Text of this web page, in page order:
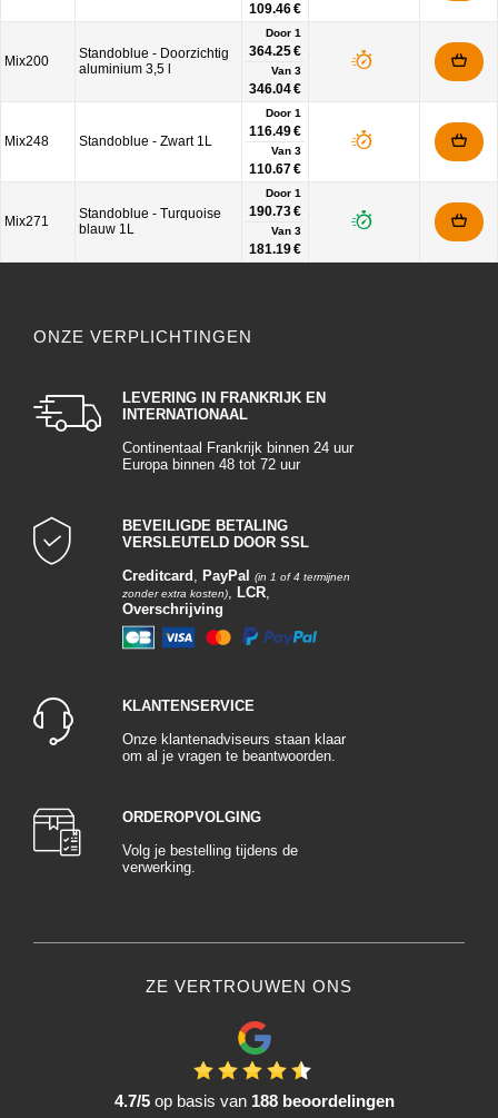
109.46 €
Mix200
Standoblue - Doorzichtig
aluminium 3,5 l
Door 1
364.25 €
Van 3
346.04 €
Mix248 Standoblue - Zwart 1L
Door 1
116.49 €
Van 3
110.67 €
Mix271
Standoblue - Turquoise
blauw 1L
Door 1
190.73 €
Van 3
181.19 €
ONZE VERPLICHTINGEN
LEVERING IN FRANKRIJK EN
INTERNATIONAAL
Continentaal Frankrijk binnen 24 uur
Europa binnen 48 tot 72 uur
BEVEILIGDE BETALING
VERSLEUTELD DOOR SSL
Creditcard , PayPal
(in 1 of 4 termijnen
zonder extra kosten), LCR,
Overschrijving
KLANTENSERVICE
Onze klantenadviseurs staan klaar
om al je vragen te beantwoorden.
ORDEROPVOLGING
Volg je bestelling tijdens de
verwerking.
ZE VERTROUWEN ONS
4.7/5 op basis van 188 beoordelingen